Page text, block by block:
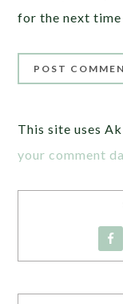
for the next time
This site uses
your comment